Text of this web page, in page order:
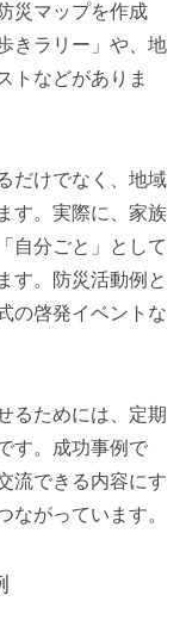
災マップを作成
きラリー」や、地
トなどがありま
だけでなく、地域
す。実際に、家族
自分ごと」として
す。防災活動例と
の啓発イベントな
るためには、定期
す。成功事例で
流できる内容にす
ながっています。